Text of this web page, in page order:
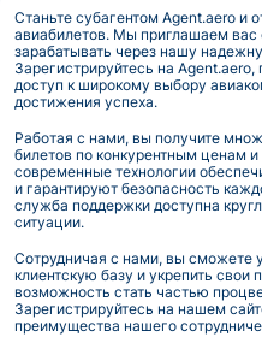
Станьте субагентом Agent.aero и
авиабилетов. Мы приглашаем вас
зарабатывать через нашу
Зарегистрируйтесь на
доступ к широкому выбору
достижения успеха.
Работая с нами, вы получите
билетов по конкурентным ценам
современные технологии
и гарантируют безопасность
служба поддержки доступна
ситуации.
Сотрудничая с нами, вы сможете
клиентскую базу и укрепить свои
возможность стать частью
Зарегистрируйтесь на нашем
преимущества нашего